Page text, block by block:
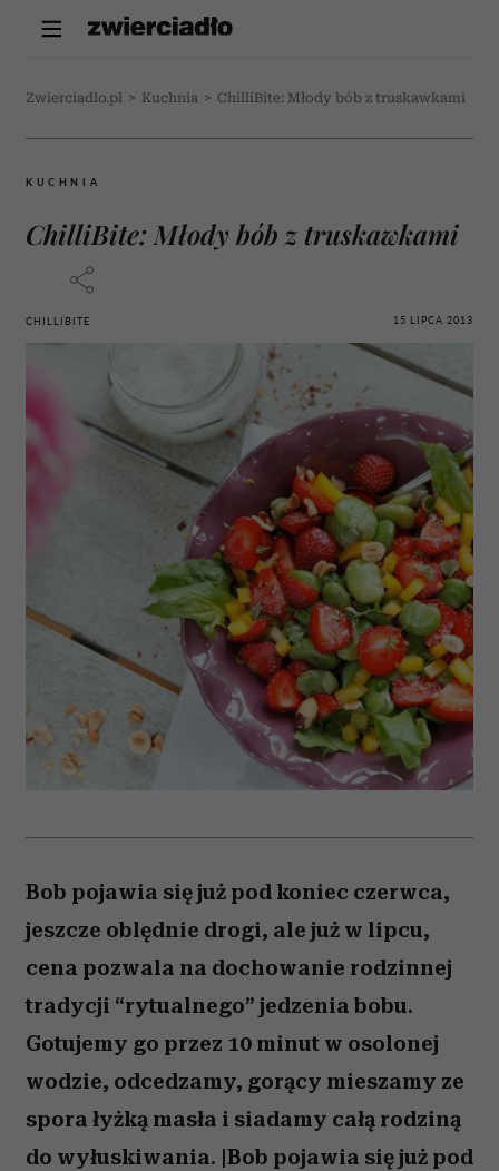
Zwierciadlo.pl > Kuchnia > ChilliBite: Młody bób z truskawkami
KUCHNIA
ChilliBite: Młody bób z truskawkami
CHILLIBITE 15 LIPCA 2013
Bob pojawia się już pod koniec czerwca,
jeszcze oblędnie drogi, ale już w lipcu,
cena pozwala na dochowanie rodzinnej
tradycji “rytualnego” jedzenia bobu.
Gotujemy go przez 10 minut w osolonej
wodzie, odcedzamy, gorący mieszamy ze
spora łyżką masła i siadamy całą rodziną
do wyłuskiwania. |Bob pojawia się już pod